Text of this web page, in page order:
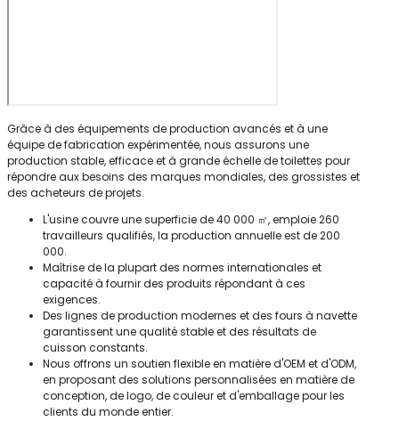
Grâce à des équipements de production avancés et à une
équipe de fabrication expérimentée, nous assurons une
production stable, efficace et à grande échelle de toilettes pour
répondre aux besoins des marques mondiales, des grossistes et
des acheteurs de projets.
L'usine couvre une superficie de 40 000 ㎡, emploie 260
travailleurs qualifiés, la production annuelle est de 200
000.
Maîtrise de la plupart des normes internationales et
capacité à fournir des produits répondant à ces
exigences.
Des lignes de production modernes et des fours à navette
garantissent une qualité stable et des résultats de
cuisson constants.
Nous offrons un soutien flexible en matière d'OEM et d'ODM,
en proposant des solutions personnalisées en matière de
conception, de logo, de couleur et d'emballage pour les
clients du monde entier.